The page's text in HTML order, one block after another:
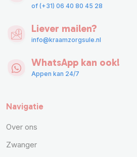
of (+31) 06 40 80 45 28
Liever mailen?
info@kraamzorgsule.nl
WhatsApp kan ook!
Appen kan 24/7
Navigatie
Over ons
Zwanger